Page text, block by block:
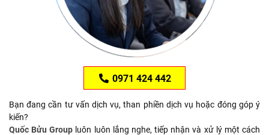
0971 424 442
Bạn đang cần tư vấn dịch vụ, than phiền dịch vụ hoặc đóng góp ý
kiến?
Quốc Bửu Group luôn luôn lắng nghe, tiếp nhận và xử lý một cách